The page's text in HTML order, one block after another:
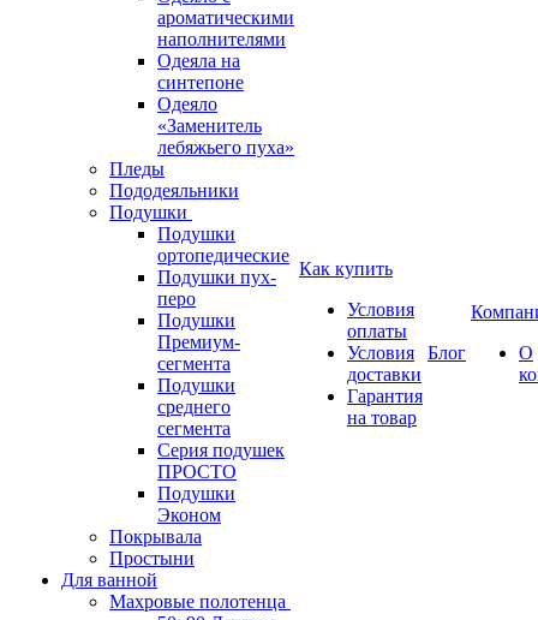
ароматическими
наполнителями
Одеяла на
синтепоне
Одеяло
«Заменитель
лебяжьего пуха»
Пледы
Пододеяльники
Подушки
Подушки
ортопедические
Подушки пух-
перо
Подушки
Премиум-
сегмента
Подушки
среднего
сегмента
Серия подушек
ПРОСТО
Подушки
Эконом
Покрывала
Простыни
Для ванной
Махровые полотенца
Как купить
Условия
оплаты
Условия
доставки
Гарантия
на товар
Блог
О